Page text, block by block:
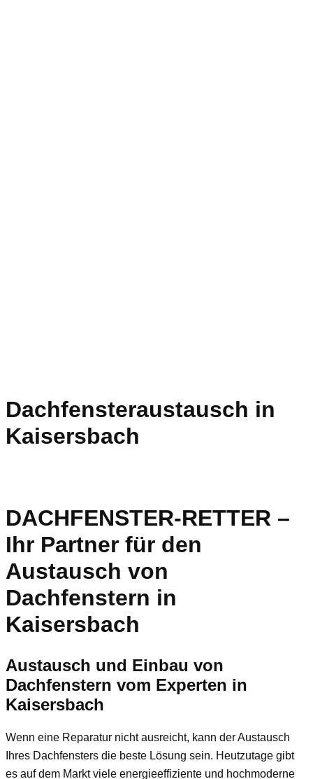
Dachfensteraustausch in
Kaisersbach
DACHFENSTER-RETTER –
Ihr Partner für den
Austausch von
Dachfenstern in
Kaisersbach
Austausch und Einbau von
Dachfenstern vom Experten in
Kaisersbach
Wenn eine Reparatur nicht ausreicht, kann der Austausch
Ihres Dachfensters die beste Lösung sein. Heutzutage gibt
es auf dem Markt viele energieeffiziente und hochmoderne